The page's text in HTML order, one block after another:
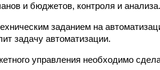
и бюджетов, контроля и анализа.
заданием на
задачу автоматизации.
управления необходимо